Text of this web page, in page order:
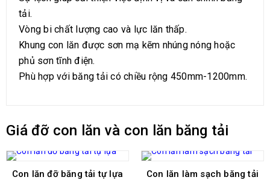
tải.
Vòng bi chất lượng cao và lực lăn thấp.
Khung con lăn được sơn mạ kẽm nhúng nóng hoặc
phủ sơn tĩnh điện.
Phù hợp với băng tải có chiều rộng 450mm-1200mm.
Giá đỡ con lăn và con lăn băng tải
Con lăn đỡ băng tải tự lựa Con lăn làm sạch băng tải